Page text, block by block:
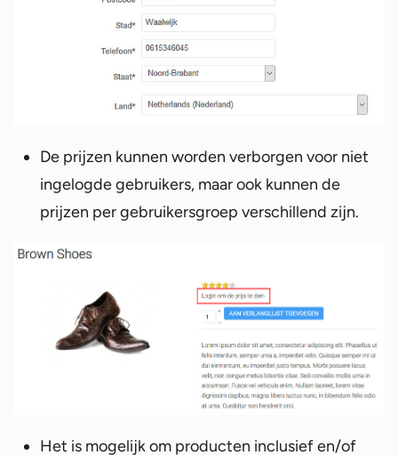
De prijzen kunnen worden verborgen voor niet
ingelogde gebruikers, maar ook kunnen de
prijzen per gebruikersgroep verschillend zijn.
Het is mogelijk om producten inclusief en/of